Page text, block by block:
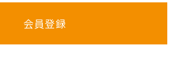
会員登録